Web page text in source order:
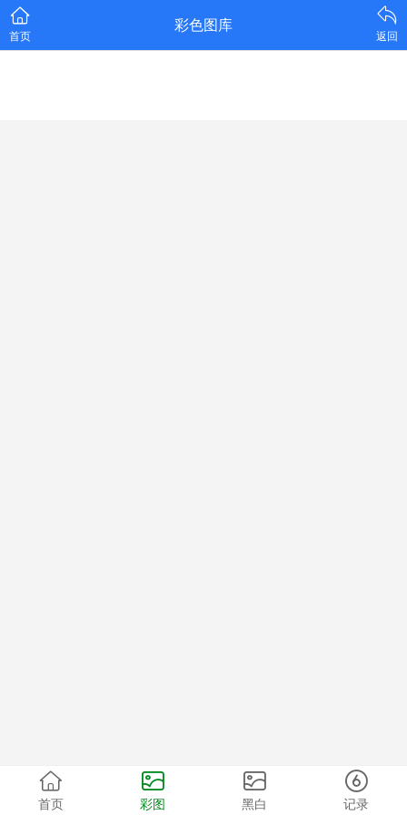
首页
彩色图库
返回
首页 彩图 黑白 记录